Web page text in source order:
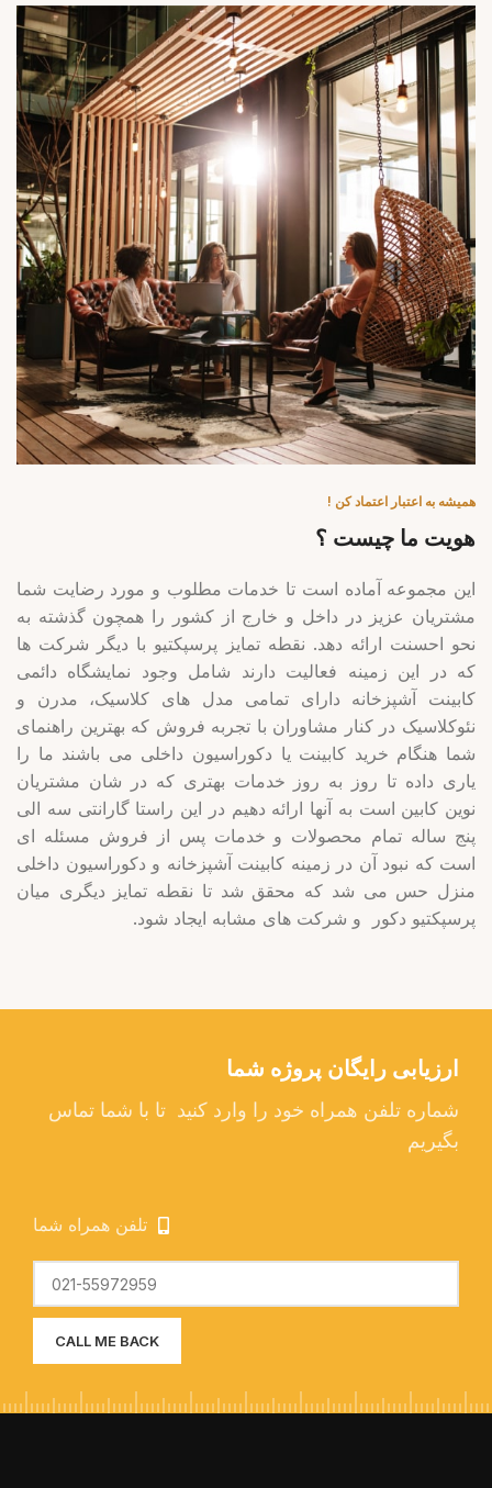
همیشه به اعتبار اعتماد کن !
هویت ما چیست ؟
این مجموعه آماده است تا خدمات مطلوب و مورد رضایت شما
مشتریان عزیز در داخل و خارج از کشور را همچون گذشته به
نحو احسنت ارائه دهد. نقطه تمایز پرسپکتیو با دیگر شرکت ها
که در این زمینه فعالیت دارند شامل وجود نمایشگاه دائمی
کابینت آشپزخانه دارای تمامی مدل های کلاسیک، مدرن و
نئوکلاسیک در کنار مشاوران با تجربه فروش که بهترین راهنمای
شما هنگام خرید کابینت یا دکوراسیون داخلی می باشند ما را
یاری داده تا روز به روز خدمات بهتری که در شان مشتریان
نوین کابین است به آنها ارائه دهیم در این راستا گارانتی سه الی
پنج ساله تمام محصولات و خدمات پس از فروش مسئله ای
است که نبود آن در زمینه کابینت آشپزخانه و دکوراسیون داخلی
منزل حس می شد که محقق شد تا نقطه تمایز دیگری میان
پرسپکتیو دکور و شرکت های مشابه ایجاد شود.
ارزیابی رایگان پروژه شما
شماره تلفن همراه خود را وارد کنید تا با شما تماس
بگیریم
تلفن همراه شما